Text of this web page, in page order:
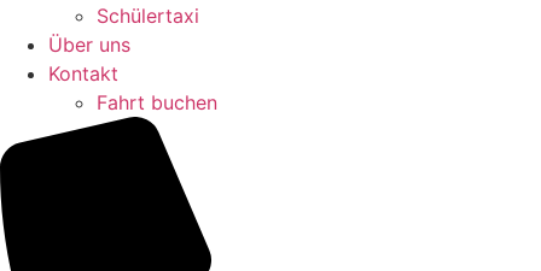
Schülertaxi
Über uns
Kontakt
Fahrt buchen